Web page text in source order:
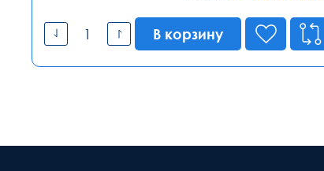
В корзину